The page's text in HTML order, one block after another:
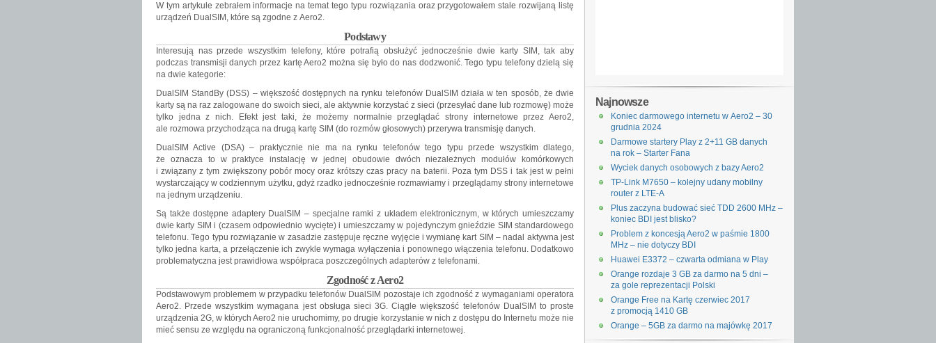
W tym artykule zebrałem informacje na temat tego typu rozwiązania oraz przygotowałem stale rozwijaną listę
urządzeń DualSIM, które są zgodne z Aero2.
Podstawy
Interesują nas przede wszystkim telefony, które potrafią obsłużyć jednocześnie dwie karty SIM, tak aby
podczas transmisji danych przez kartę Aero2 można się było do nas dodzwonić. Tego typu telefony dzielą się
na dwie kategorie:
DualSIM StandBy (DSS) – większość dostępnych na rynku telefonów DualSIM działa w ten sposób, że dwie
karty są na raz zalogowane do swoich sieci, ale aktywnie korzystać z sieci (przesyłać dane lub rozmowę) może
tylko jedna z nich. Efekt jest taki, że możemy normalnie przeglądać strony internetowe przez Aero2,
ale rozmowa przychodząca na drugą kartę SIM (do rozmów głosowych) przerywa transmisję danych.
DualSIM Active (DSA) – praktycznie nie ma na rynku telefonów tego typu przede wszystkim dlatego,
że oznacza to w praktyce instalację w jednej obudowie dwóch niezależnych modułów komórkowych
i związany z tym zwiększony pobór mocy oraz krótszy czas pracy na baterii. Poza tym DSS i tak jest w pełni
wystarczający w codziennym użytku, gdyż rzadko jednocześnie rozmawiamy i przeglądamy strony internetowe
na jednym urządzeniu.
Są także dostępne adaptery DualSIM – specjalne ramki z układem elektronicznym, w których umieszczamy
dwie karty SIM i (czasem odpowiednio wycięte) i umieszczamy w pojedynczym gnieździe SIM standardowego
telefonu. Tego typu rozwiązanie w zasadzie zastępuje ręczne wyjęcie i wymianę kart SIM – nadal aktywna jest
tylko jedna karta, a przełączenie ich zwykle wymaga wyłączenia i ponownego włączenia telefonu. Dodatkowo
problematyczna jest prawidłowa współpraca poszczególnych adapterów z telefonami.
Zgodność z Aero2
Podstawowym problemem w przypadku telefonów DualSIM pozostaje ich zgodność z wymaganiami operatora
Aero2. Przede wszystkim wymagana jest obsługa sieci 3G. Ciągle większość telefonów DualSIM to proste
urządzenia 2G, w których Aero2 nie uruchomimy, po drugie korzystanie w nich z dostępu do Internetu może nie
mieć sensu ze względu na ograniczoną funkcjonalność przeglądarki internetowej.
Najnowsze
Koniec darmowego internetu w Aero2 – 30
grudnia 2024
Darmowe startery Play z 2+11 GB danych
na rok – Starter Fana
Wyciek danych osobowych z bazy Aero2
TP-Link M7650 – kolejny udany mobilny
router z LTE-A
Plus zaczyna budować sieć TDD 2600 MHz –
koniec BDI jest blisko?
Problem z koncesją Aero2 w paśmie 1800
MHz – nie dotyczy BDI
Huawei E3372 – czwarta odmiana w Play
Orange rozdaje 3 GB za darmo na 5 dni –
za gole reprezentacji Polski
Orange Free na Kartę czerwiec 2017
z promocją 1410 GB
Orange – 5GB za darmo na majówkę 2017